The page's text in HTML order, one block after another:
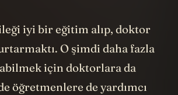
iyi bir eğitim alıp, doktor
O şimdi daha fazla
için doktorlara da
öğretmenlere de yardımcı